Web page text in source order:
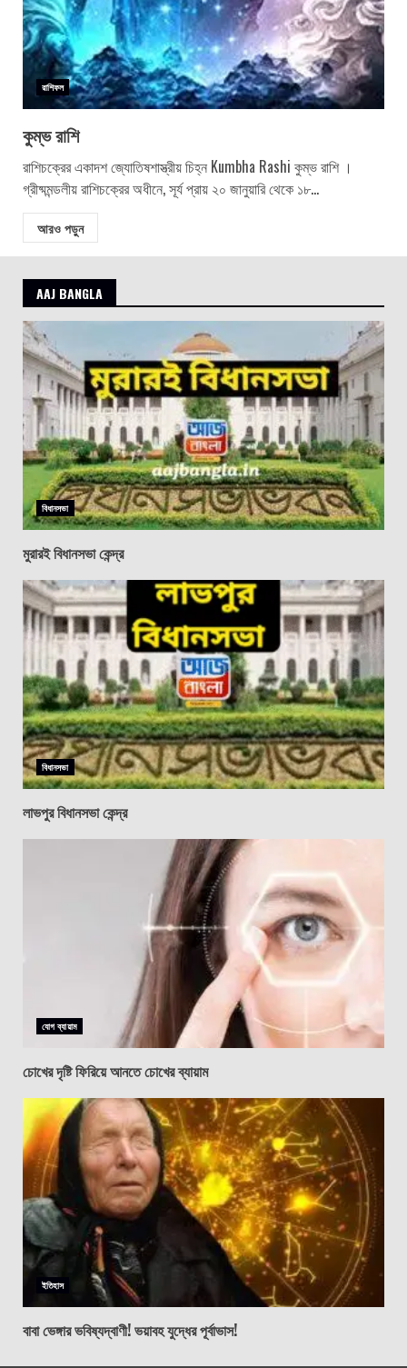
রাশিফল
কুম্ভ রাশি
রাশিচক্রের একাদশ জ্যোতিষশাস্ত্রীয় চিহ্ন Kumbha Rashi কুম্ভ রাশি ।
গ্রীষ্মমন্ডলীয় রাশিচক্রের অধীনে, সূর্য প্রায় ২০ জানুয়ারি থেকে ১৮...
আরও পড়ুন
AAJ BANGLA
বিধানসভা
মুরারই বিধানসভা কেন্দ্র
বিধানসভা
লাভপুর বিধানসভা কেন্দ্র
যোগ ব্যায়াম
চোখের দৃষ্টি ফিরিয়ে আনতে চোখের ব্যায়াম
ইতিহাস
বাবা ভেঙ্গার ভবিষ্যদ্বাণী! ভয়াবহ যুদ্ধের পূর্বাভাস!